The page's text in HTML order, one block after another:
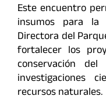
Este encuentro
insumos para
Directora del
fortalecer los
conservación
investigaciones
recursos naturales.